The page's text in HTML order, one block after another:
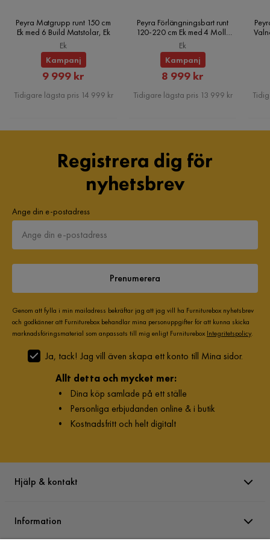
Peyra Matgrupp runt 150 cm
Ek med 6 Build Matstolar, Ek
Ek
Kampanj
Rabatterat
Pris
9 999 kr
Tidigare lägsta pris 14 999 kr
Peyra Förlängningsbart runt
120-220 cm Ek med 4 Molly
Matstolar, Ek
Ek
Kampanj
Rabatterat
Pris
8 999 kr
Tidigare lägsta pris 13 999 kr
Registrera dig för
nyhetsbrev
Ange din e-postadress
Prenumerera
Genom att fylla i min mailadress bekräftar jag att jag vill ha Furniturebox nyhetsbrev
och godkänner att Furniturebox behandlar mina personuppgifter för att kunna skicka
marknadsföringsmaterial som anpassats till mig enligt Furniturebox Integritetspolicy.
Ja, tack! Jag vill även skapa ett konto till Mina sidor.
Allt detta och mycket mer:
• Dina köp samlade på ett ställe
• Personliga erbjudanden online & i butik
• Kostnadsfritt och helt digitalt
Hjälp & kontakt
Information